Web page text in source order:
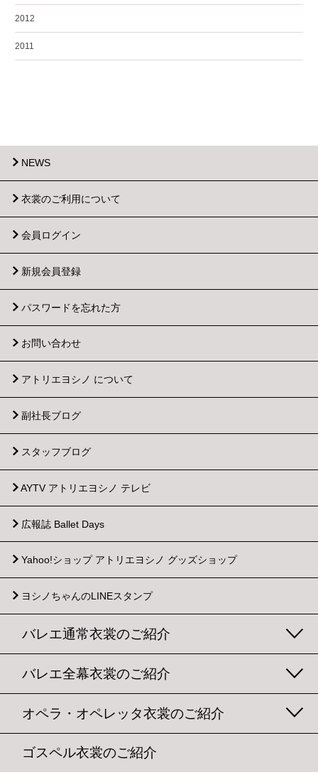
2012
2011
NEWS
衣裳のご利用について
会員ログイン
新規会員登録
パスワードを忘れた方
お問い合わせ
アトリエヨシノ について
副社長ブログ
スタッフブログ
AYTV アトリエヨシノ テレビ
広報誌 Ballet Days
Yahoo!ショップ アトリエヨシノ グッズショップ
ヨシノちゃんのLINEスタンプ
バレエ通常衣裳のご紹介
バレエ全幕衣裳のご紹介
オペラ・オペレッタ衣裳のご紹介
ゴスペル衣裳のご紹介